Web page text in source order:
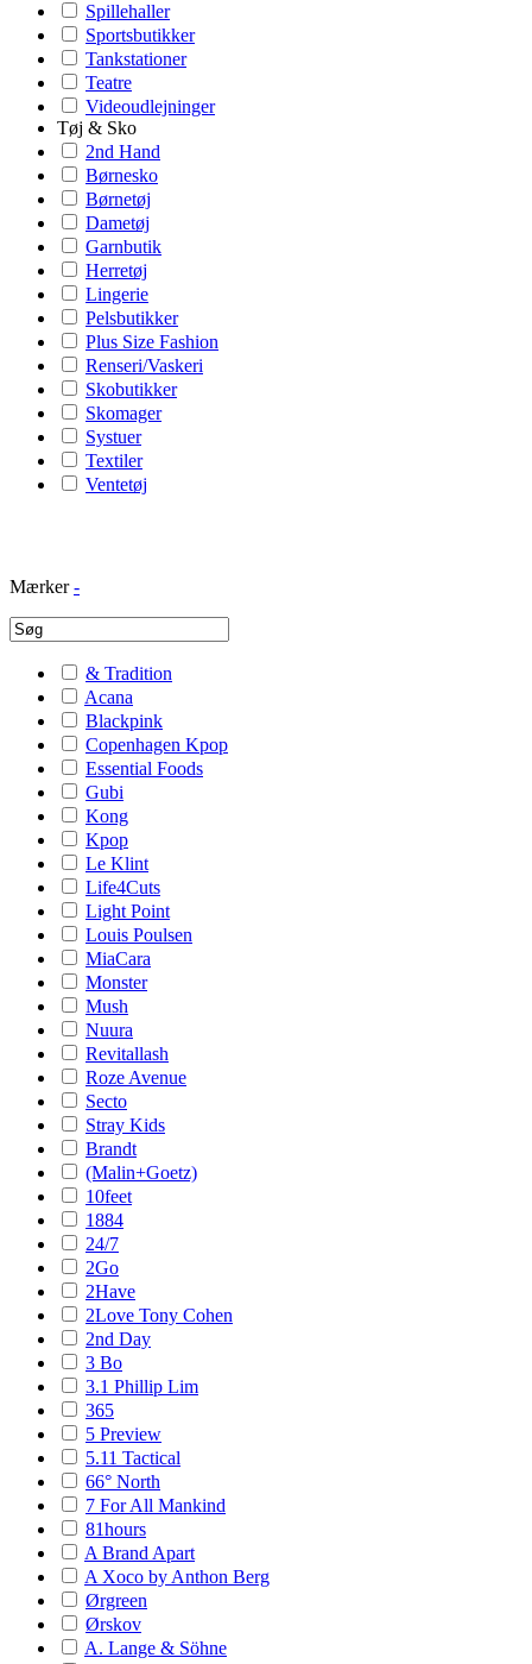
Spillehaller
Sportsbutikker
Tankstationer
Teatre
Videoudlejninger
Tøj & Sko
2nd Hand
Børnesko
Børnetøj
Dametøj
Garnbutik
Herretøj
Lingerie
Pelsbutikker
Plus Size Fashion
Renseri/Vaskeri
Skobutikker
Skomager
Systuer
Textiler
Ventetøj
Mærker -
& Tradition
Acana
Blackpink
Copenhagen Kpop
Essential Foods
Gubi
Kong
Kpop
Le Klint
Life4Cuts
Light Point
Louis Poulsen
MiaCara
Monster
Mush
Nuura
Revitallash
Roze Avenue
Secto
Stray Kids
Brandt
(Malin+Goetz)
10feet
1884
24/7
2Go
2Have
2Love Tony Cohen
2nd Day
3 Bo
3.1 Phillip Lim
365
5 Preview
5.11 Tactical
66° North
7 For All Mankind
81hours
A Brand Apart
A Xoco by Anthon Berg
Ørgreen
Ørskov
A. Lange & Söhne